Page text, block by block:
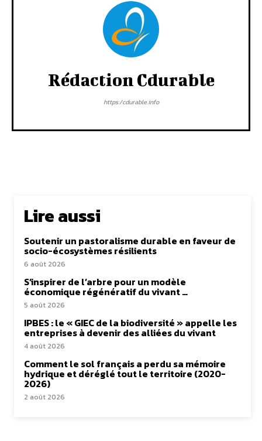
Rédaction Cdurable
https:/cdurable.info
Lire aussi
Soutenir un pastoralisme durable en faveur de
socio-écosystèmes résilients
6 août 2026
S’inspirer de l’arbre pour un modèle
économique régénératif du vivant …
5 août 2026
IPBES : le « GIEC de la biodiversité » appelle les
entreprises à devenir des alliées du vivant
4 août 2026
Comment le sol français a perdu sa mémoire
hydrique et déréglé tout le territoire (2020-
2026)
2 août 2026